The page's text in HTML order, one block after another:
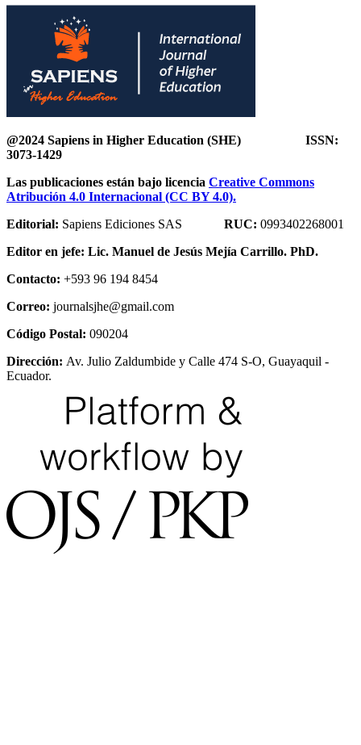
@2024 Sapiens in Higher Education (SHE) ISSN:
3073-1429
Las publicaciones están bajo licencia Creative Commons
Atribución 4.0 Internacional (CC BY 4.0).
Editorial: Sapiens Ediciones SAS RUC: 0993402268001
Editor en jefe: Lic. Manuel de Jesús Mejía Carrillo. PhD.
Contacto: +593 96 194 8454
Correo: journalsjhe@gmail.com
Código Postal: 090204
Dirección: Av. Julio Zaldumbide y Calle 474 S-O, Guayaquil -
Ecuador.